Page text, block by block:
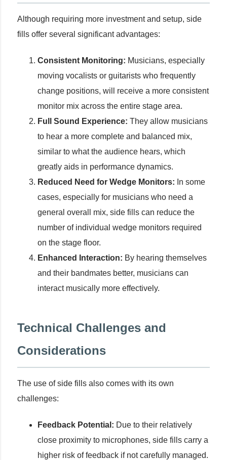
Although requiring more investment and setup, side
fills offer several significant advantages:
Consistent Monitoring: Musicians, especially
moving vocalists or guitarists who frequently
change positions, will receive a more consistent
monitor mix across the entire stage area.
Full Sound Experience: They allow musicians
to hear a more complete and balanced mix,
similar to what the audience hears, which
greatly aids in performance dynamics.
Reduced Need for Wedge Monitors: In some
cases, especially for musicians who need a
general overall mix, side fills can reduce the
number of individual wedge monitors required
on the stage floor.
Enhanced Interaction: By hearing themselves
and their bandmates better, musicians can
interact musically more effectively.
Technical Challenges and
Considerations
The use of side fills also comes with its own
challenges:
Feedback Potential: Due to their relatively
close proximity to microphones, side fills carry a
higher risk of feedback if not carefully managed.